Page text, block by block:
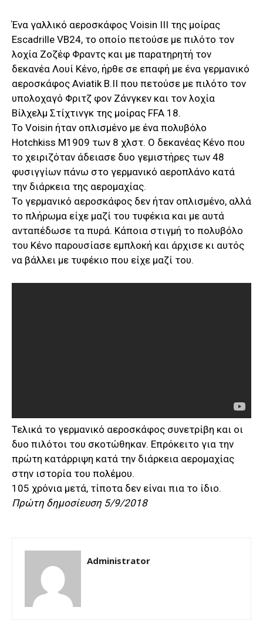
Ένα γαλλικό αεροσκάφος Voisin III της μοίρας
Escadrille VB24, το οποίο πετούσε με πιλότο τον
λοχία Ζοζέφ Φραντς και με παρατηρητή τον
δεκανέα Λουί Κένο, ήρθε σε επαφή με ένα γερμανικό
αεροσκάφος Aviatik B.II που πετούσε με πιλότο τον
υπολοχαγό Φριτζ φον Ζάνγκεν και τον λοχία
Βίλχελμ Στίχτινγκ της μοίρας FFA 18.
Το Voisin ήταν οπλισμένο με ένα πολυβόλο
Hotchkiss M1909 των 8 χλστ. Ο δεκανέας Κένο που
το χειριζόταν άδειασε δυο γεμιστήρες των 48
φυσιγγίων πάνω στο γερμανικό αεροπλάνο κατά
την διάρκεια της αερομαχίας.
Το γερμανικό αεροσκάφος δεν ήταν οπλισμένο, αλλά
το πλήρωμα είχε μαζί του τυφέκια και με αυτά
ανταπέδωσε τα πυρά. Κάποια στιγμή το πολυβόλο
του Κένο παρουσίασε εμπλοκή και άρχισε κι αυτός
να βάλλει με τυφέκιο που είχε μαζί του.
Τελικά το γερμανικό αεροσκάφος συνετρίβη και οι
δυο πιλότοι του σκοτώθηκαν. Επρόκειτο για την
πρώτη κατάρριψη κατά την διάρκεια αερομαχίας
στην ιστορία του πολέμου.
105 χρόνια μετά, τίποτα δεν είναι πια το ίδιο.
Πρώτη δημοσίευση 5/9/2018
Administrator